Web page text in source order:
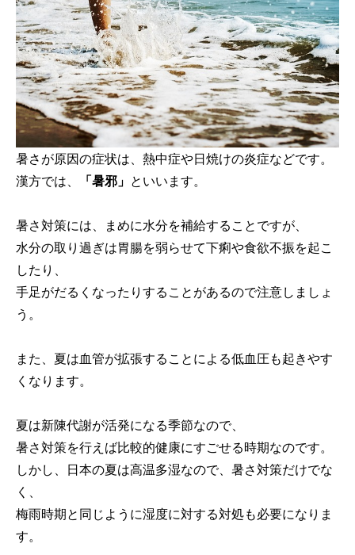
暑さが原因の症状は、熱中症や日焼けの炎症などです。
漢方では、
「暑邪」 といいます。
暑さ対策には、まめに水分を補給することですが、
水分の取り過ぎは胃腸を弱らせて下痢や食欲不振を起こ
したり、
手足がだるくなったりすることがあるので注意しましょ
う。
また、夏は血管が拡張することによる低血圧も起きやす
くなります。
夏は新陳代謝が活発になる季節なので、
暑さ対策を行えば比較的健康にすごせる時期なのです。
しかし、日本の夏は高温多湿なので、暑さ対策だけでな
く、
梅雨時期と同じように湿度に対する対処も必要になりま
す。